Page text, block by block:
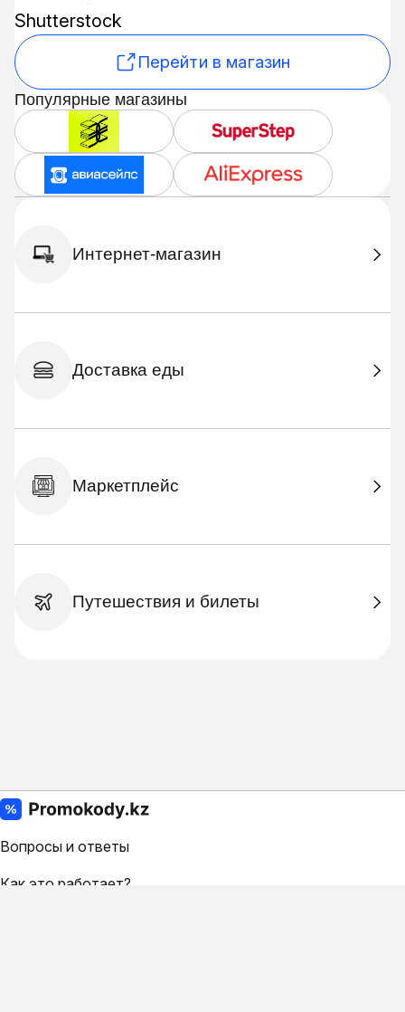
Shutterstock
Перейти в магазин
Популярные магазины
Интернет-магазин
Доставка еды
Маркетплейс
Путешествия и билеты
Вопросы и ответы
Как это работает?